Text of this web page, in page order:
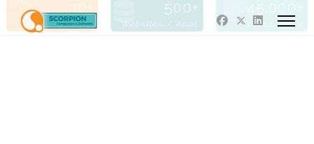
30
Jaren Actief
500
Websites / Apps
45.000
Kopjes Koffie